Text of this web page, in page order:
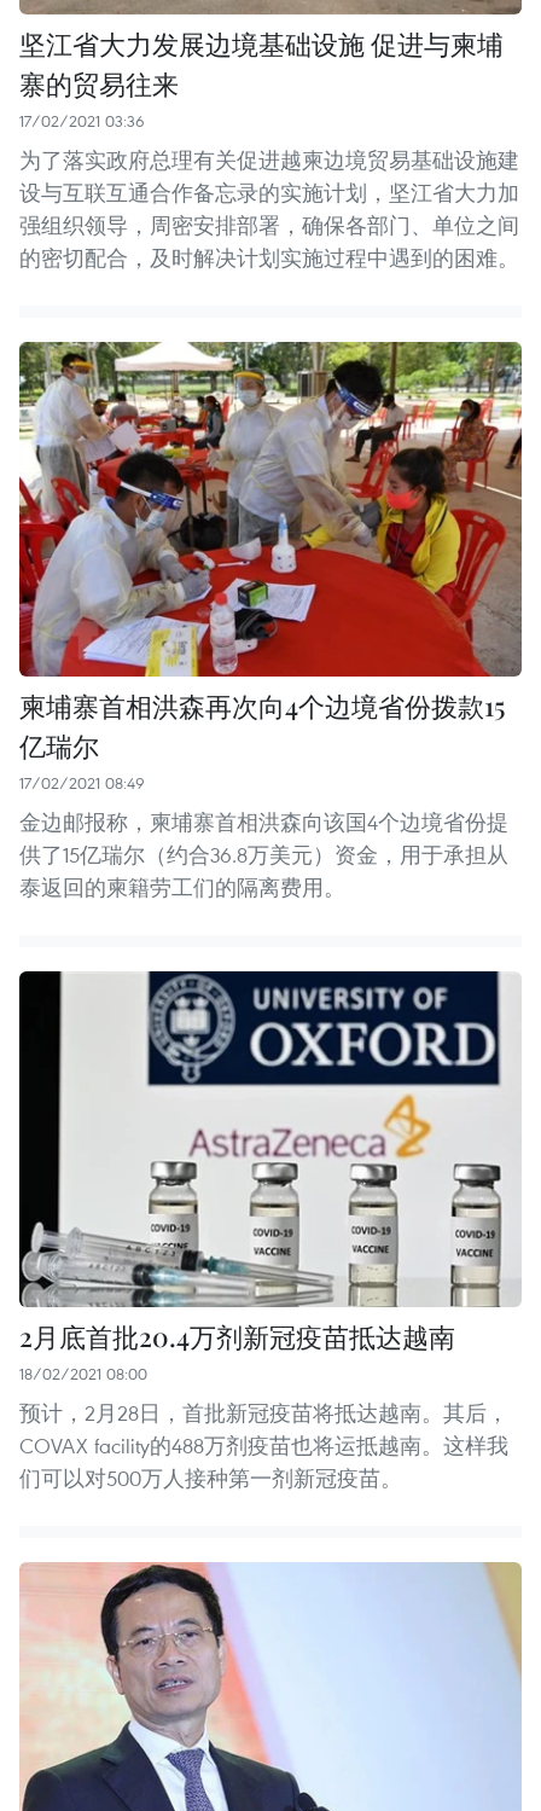
坚江省大力发展边境基础设施 促进与柬埔
寨的贸易往来
17/02/2021 03:36
为了落实政府总理有关促进越柬边境贸易基础设施建
设与互联互通合作备忘录的实施计划，坚江省大力加
强组织领导，周密安排部署，确保各部门、单位之间
的密切配合，及时解决计划实施过程中遇到的困难。
柬埔寨首相洪森再次向4个边境省份拨款15
亿瑞尔
17/02/2021 08:49
金边邮报称，柬埔寨首相洪森向该国4个边境省份提
供了15亿瑞尔（约合36.8万美元）资金，用于承担从
泰返回的柬籍劳工们的隔离费用。
2月底首批20.4万剂新冠疫苗抵达越南
18/02/2021 08:00
预计，2月28日，首批新冠疫苗将抵达越南。其后，
COVAX facility的488万剂疫苗也将运抵越南。这样我
们可以对500万人接种第一剂新冠疫苗。